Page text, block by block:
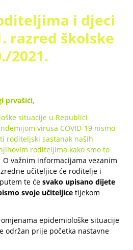
i djeci
razred školske
2021.
prvašići,
situacije u Republici
virusa COVID-19 nismo
roditeljski sastanak naših
roditeljima kako smo to
O važnim informacijama vezanim
učiteljice će roditelje i
te ćesvako upisano dijete
svoje učiteljice tijekom
epidemiološke situacije
održan prije početka nastavne